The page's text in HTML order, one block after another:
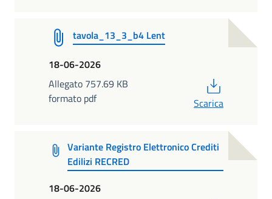
tavola_13_3_b4 Lent
18-06-2026
Allegato 757.69 KB
formato pdf
Scarica
Variante Registro Elettronico Crediti
Edilizi RECRED
18-06-2026